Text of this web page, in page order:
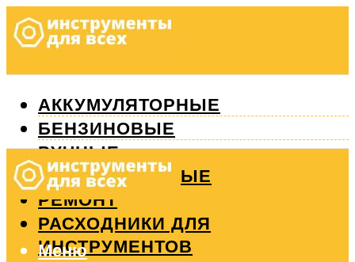
АККУМУЛЯТОРНЫЕ
БЕНЗИНОВЫЕ
РУЧНЫЕ
ИЗМЕРИТЕЛЬНЫЕ
РЕМОНТ
РАСХОДНИКИ ДЛЯ
ИНСТРУМЕНТОВ
Меню